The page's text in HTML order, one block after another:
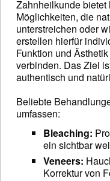
Zahnheilkunde
Möglichkeiten, die
unterstreichen oder
erstellen hierfür
Funktion und
verbinden. Das Ziel
authentisch und
Beliebte
umfassen:
Bleaching:
ein sichtbar
Veneers:
Korrektur von